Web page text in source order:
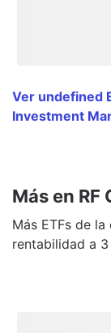
Ver undefined
Investment
Más en RF
Más ETFs de la
rentabilidad a 3